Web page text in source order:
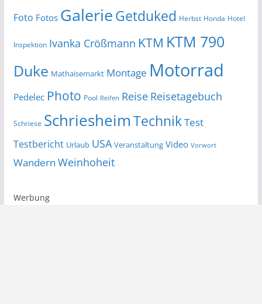
Foto Fotos GalerieGetduked Herbst Honda Hotel
Inspektion Ivanka Crößmann KTM KTM 790
Duke Mathaisemarkt Montage Motorrad
Pedelec Photo Pool Reifen Reise Reisetagebuch
Schriese SchriesheimTechnikTest
Testbericht Urlaub USA Veranstaltung Video Vorwort
Wandern Weinhoheit
Werbung